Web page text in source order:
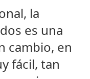
la
es una
cambio, en
fácil, tan